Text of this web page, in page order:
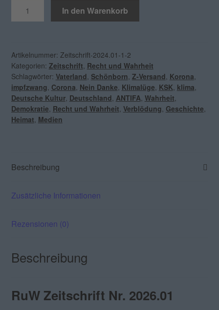
Zeitschrift
Menge
In den Warenkorb
Artikelnummer: Zeitschrift-2024.01-1-2
Kategorien: Zeitschrift Recht und Wahrheit
Schlagwörter: Vaterland Schönborn Z-Versand Korona
impfzwang Corona Nein Danke Klimalüge KSK klima
Deutsche Kultur, Deutschland ANTIFA Wahrheit
Demokratie Recht und Wahrheit Verblödung Geschichte
Heimat Medien
Beschreibung
Zusätzliche Informationen
Rezensionen (0)
Beschreibung
RuW Zeitschrift Nr. 2026.01